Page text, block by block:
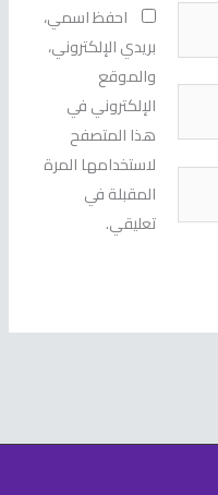
احفظ اسمي،
بريدي الإلكتروني،
والموقع
الإلكتروني في
هذا المتصفح
لاستخدامها المرة
المقبلة في
تعليقي.